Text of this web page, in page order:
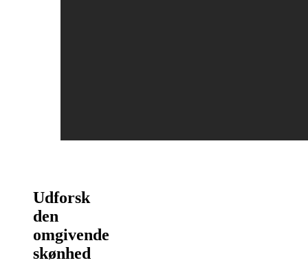
Udforsk
den
omgivende
skønhed